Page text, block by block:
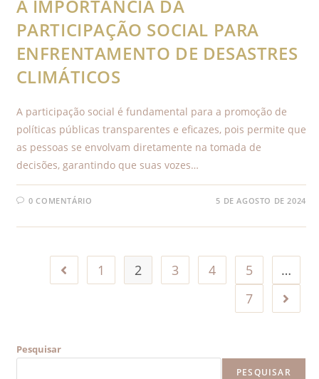
A IMPORTÂNCIA DA
PARTICIPAÇÃO SOCIAL PARA
ENFRENTAMENTO DE DESASTRES
CLIMÁTICOS
A participação social é fundamental para a promoção de
políticas públicas transparentes e eficazes, pois permite que
as pessoas se envolvam diretamente na tomada de
decisões, garantindo que suas vozes…
0 COMENTÁRIO 5 DE AGOSTO DE 2024
1 2 3 4 5
…
7
Pesquisar
PESQUISAR